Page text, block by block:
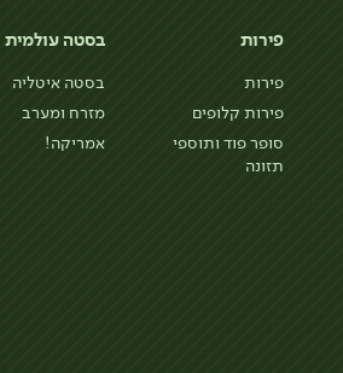
פירות
פירות
פירות קלופים
סופר פוד ותוספי
תזונה
בסטה עולמית
בסטה איטליה
מזרח ומערב
אמריקה!